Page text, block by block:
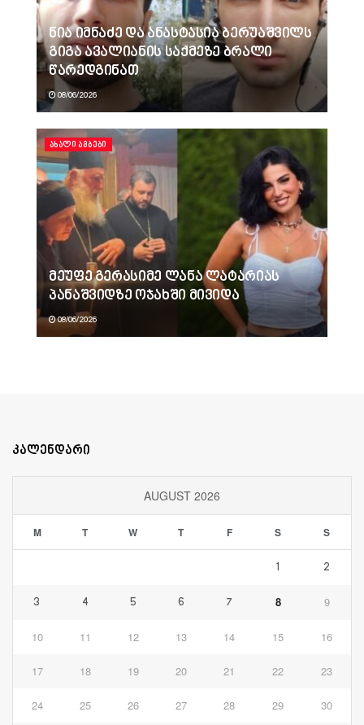
ნია იმნაძე და ანასტასია ბერუაშვილს
გიგა ავალიანის საქმეზე ბრალი
წარედგინათ
08/06/2026
ᲐᲮᲐᲚᲘ ᲐᲛᲑᲔᲑᲘ
მეუფე გერასიმე ლანა ლატარიას
პანაშვიდზე ოჯახში მივიდა
08/06/2026
კალენდარი
AUGUST 2026
M T W T F S S
1 2
3 4 5 6 7 8 9
10 11 12 13 14 15 16
17 18 19 20 21 22 23
24 25 26 27 28 29 30